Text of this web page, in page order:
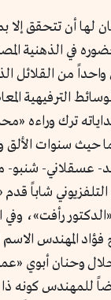
لها أن تتحقق
في الذهنية
من القلائل
الترفيهية
ترك وراءه
حيث سنوات الألق
عسقلاني-
التلفزيوني شاباً
رأفت»،
فؤاد المهندس
وحنان أبوي
للمهندس كونه ذا